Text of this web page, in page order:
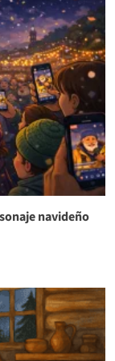
navideño